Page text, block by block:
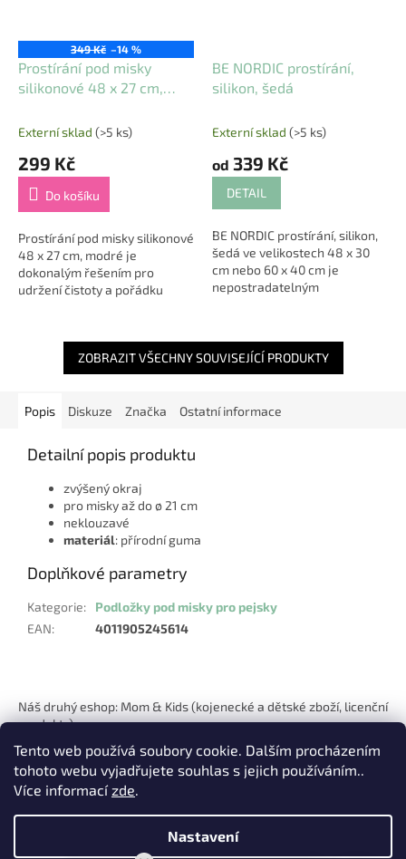
Tento web používá soubory cookie. Dalším procházením
tohoto webu vyjadřujete souhlas s jejich používáním..
Více informacízde.
Nastavení
349 Kč –14 %
Prostírání pod misky
silikonové 48 x 27 cm,
Externí sklad (>5 ks)
299 Kč
Do košíku
Prostírání pod misky silikonové
48 x 27 cm, modré je
dokonalým řešením pro
udržení čistoty a pořádku
vaši podlahu,...
BE NORDIC prostírání,
silikon, šedá
Externí sklad (>5 ks)
od 339 Kč
DETAIL
BE NORDIC prostírání, silikon,
šedá ve velikostech 48 x 30
cm nebo 60 x 40 cm je
nepostradatelným
nejen praktičnost, ale i...
ZOBRAZIT VŠECHNY SOUVISEJÍCÍ PRODUKTY
Popis Diskuze Značka Ostatní informace
Detailní popis produktu
zvýšený okraj
pro misky až do ø 21 cm
neklouzavé
materiál: přírodní guma
Doplňkové parametry
Kategorie:
Podložky pod misky pro pejsky
EAN: 4011905245614
p
Náš druhý eshop: Mom & Kids (kojenecké a dětské zboží, licenční
produkty)
Vytvořil Shoptet